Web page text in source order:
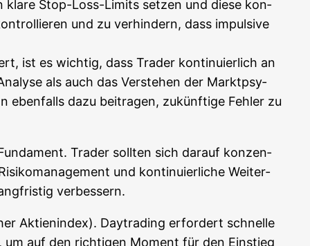
kla­re Stop-Loss-Limits set­zen und die­se kon­
und zu ver­hin­dern, dass impul­si­ve
ist es wich­tig, dass Trader kon­ti­nu­ier­lich an
als auch das Ver­ste­hen der Markt­psy­
eben­falls dazu bei­tra­gen, zukünf­ti­ge Feh­ler zu
Trader soll­ten sich dar­auf kon­zen­
und kon­ti­nu­ier­li­che Wei­ter­
verbessern.
Akti­en­in­dex). Day­tra­ding erfor­dert schnel­le
auf den rich­ti­gen Moment für den Ein­stieg